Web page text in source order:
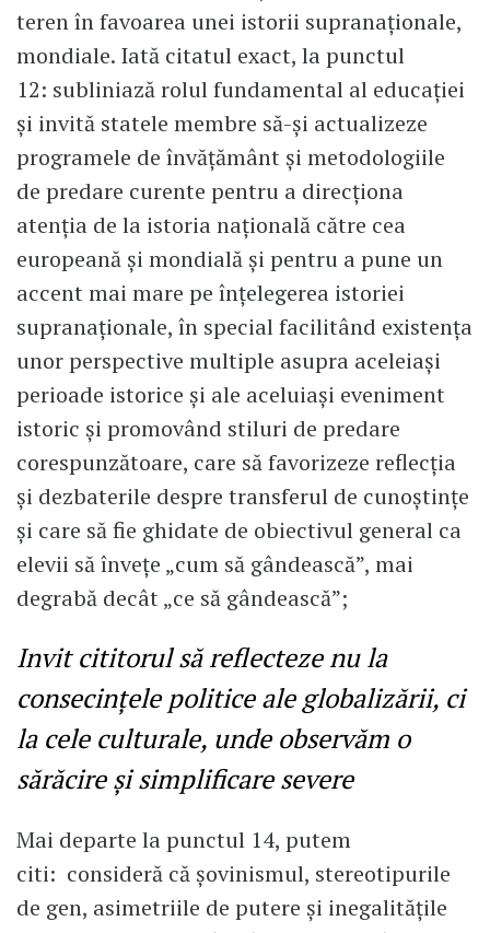
teren în favoarea unei istorii supranaționale,
mondiale. Iată citatul exact, la punctul
12: subliniază rolul fundamental al educației
și invită statele membre să-și actualizeze
programele de învățământ și metodologiile
de predare curente pentru a direcționa
atenția de la istoria națională către cea
europeană și mondială și pentru a pune un
accent mai mare pe înțelegerea istoriei
supranaționale, în special facilitând existența
unor perspective multiple asupra aceleiași
perioade istorice și ale aceluiași eveniment
istoric și promovând stiluri de predare
corespunzătoare, care să favorizeze reflecția
și dezbaterile despre transferul de cunoștințe
și care să fie ghidate de obiectivul general ca
elevii să învețe „cum să gândească”, mai
degrabă decât „ce să gândească”;
Invit cititorul să reflecteze nu la
consecințele politice ale globalizării, ci
la cele culturale, unde observăm o
sărăcire și simplificare severe
Mai departe la punctul 14, putem
citi: consideră că șovinismul, stereotipurile
de gen, asimetriile de putere și inegalitățile